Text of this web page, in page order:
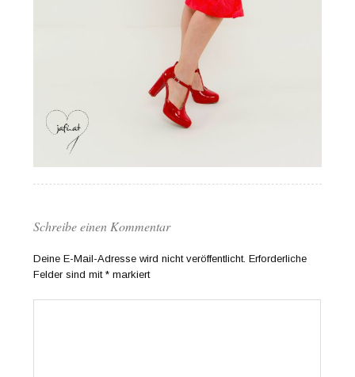
Schreibe einen Kommentar
Deine E-Mail-Adresse wird nicht veröffentlicht. Erforderliche
Felder sind mit* markiert